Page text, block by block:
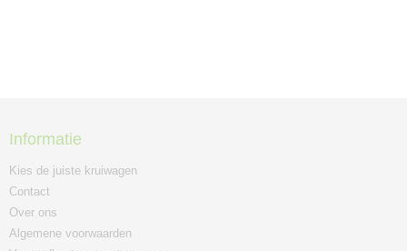
Informatie
Kies de juiste kruiwagen
Contact
Over ons
Algemene voorwaarden